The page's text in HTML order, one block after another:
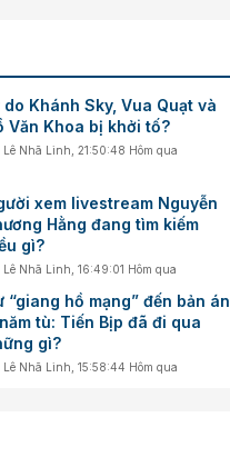
do Khánh Sky, Vua Quạt và
Văn Khoa bị khởi tố?
Lê Nhã Linh 21:50:48 Hôm qua
xem livestream Nguyễn
Hằng đang tìm kiếm
gì?
Lê Nhã Linh 16:49:01 Hôm qua
“giang hồ mạng” đến bản án
tù: Tiến Bịp đã đi qua
gì?
Lê Nhã Linh 15:58:44 Hôm qua